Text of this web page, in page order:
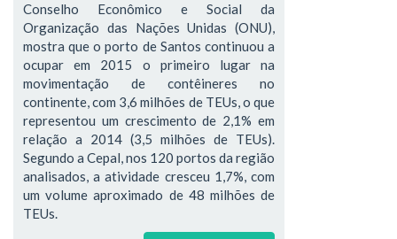
Conselho Econômico e Social da
Organização das Nações Unidas (ONU),
mostra que o porto de Santos continuou a
ocupar em 2015 o primeiro lugar na
movimentação de contêineres no
continente, com 3,6 milhões de TEUs, o que
representou um crescimento de 2,1% em
relação a 2014 (3,5 milhões de TEUs).
Segundo a Cepal, nos 120 portos da região
analisados, a atividade cresceu 1,7%, com
um volume aproximado de 48 milhões de
TEUs.